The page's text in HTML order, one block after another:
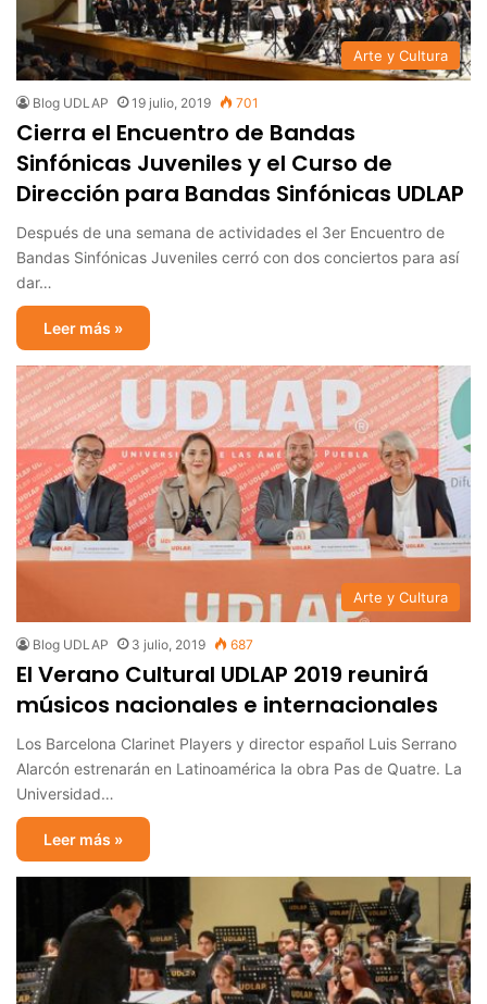
Arte y Cultura
Blog UDLAP 19 julio, 2019 701
Cierra el Encuentro de Bandas
Sinfónicas Juveniles y el Curso de
Dirección para Bandas Sinfónicas UDLAP
Después de una semana de actividades el 3er Encuentro de
Bandas Sinfónicas Juveniles cerró con dos conciertos para así
dar…
Leer más »
Arte y Cultura
Blog UDLAP 3 julio, 2019 687
El Verano Cultural UDLAP 2019 reunirá
músicos nacionales e internacionales
Los Barcelona Clarinet Players y director español Luis Serrano
Alarcón estrenarán en Latinoamérica la obra Pas de Quatre. La
Universidad…
Leer más »